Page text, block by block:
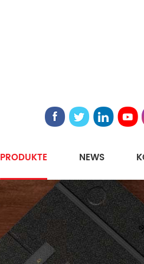
PRODUKTE NEWS